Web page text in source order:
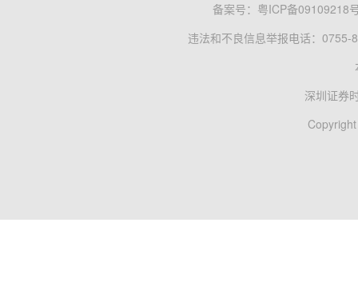
备案号： 粤ICP备09109218
违法和不良信息举报电话：0755-
深圳证券